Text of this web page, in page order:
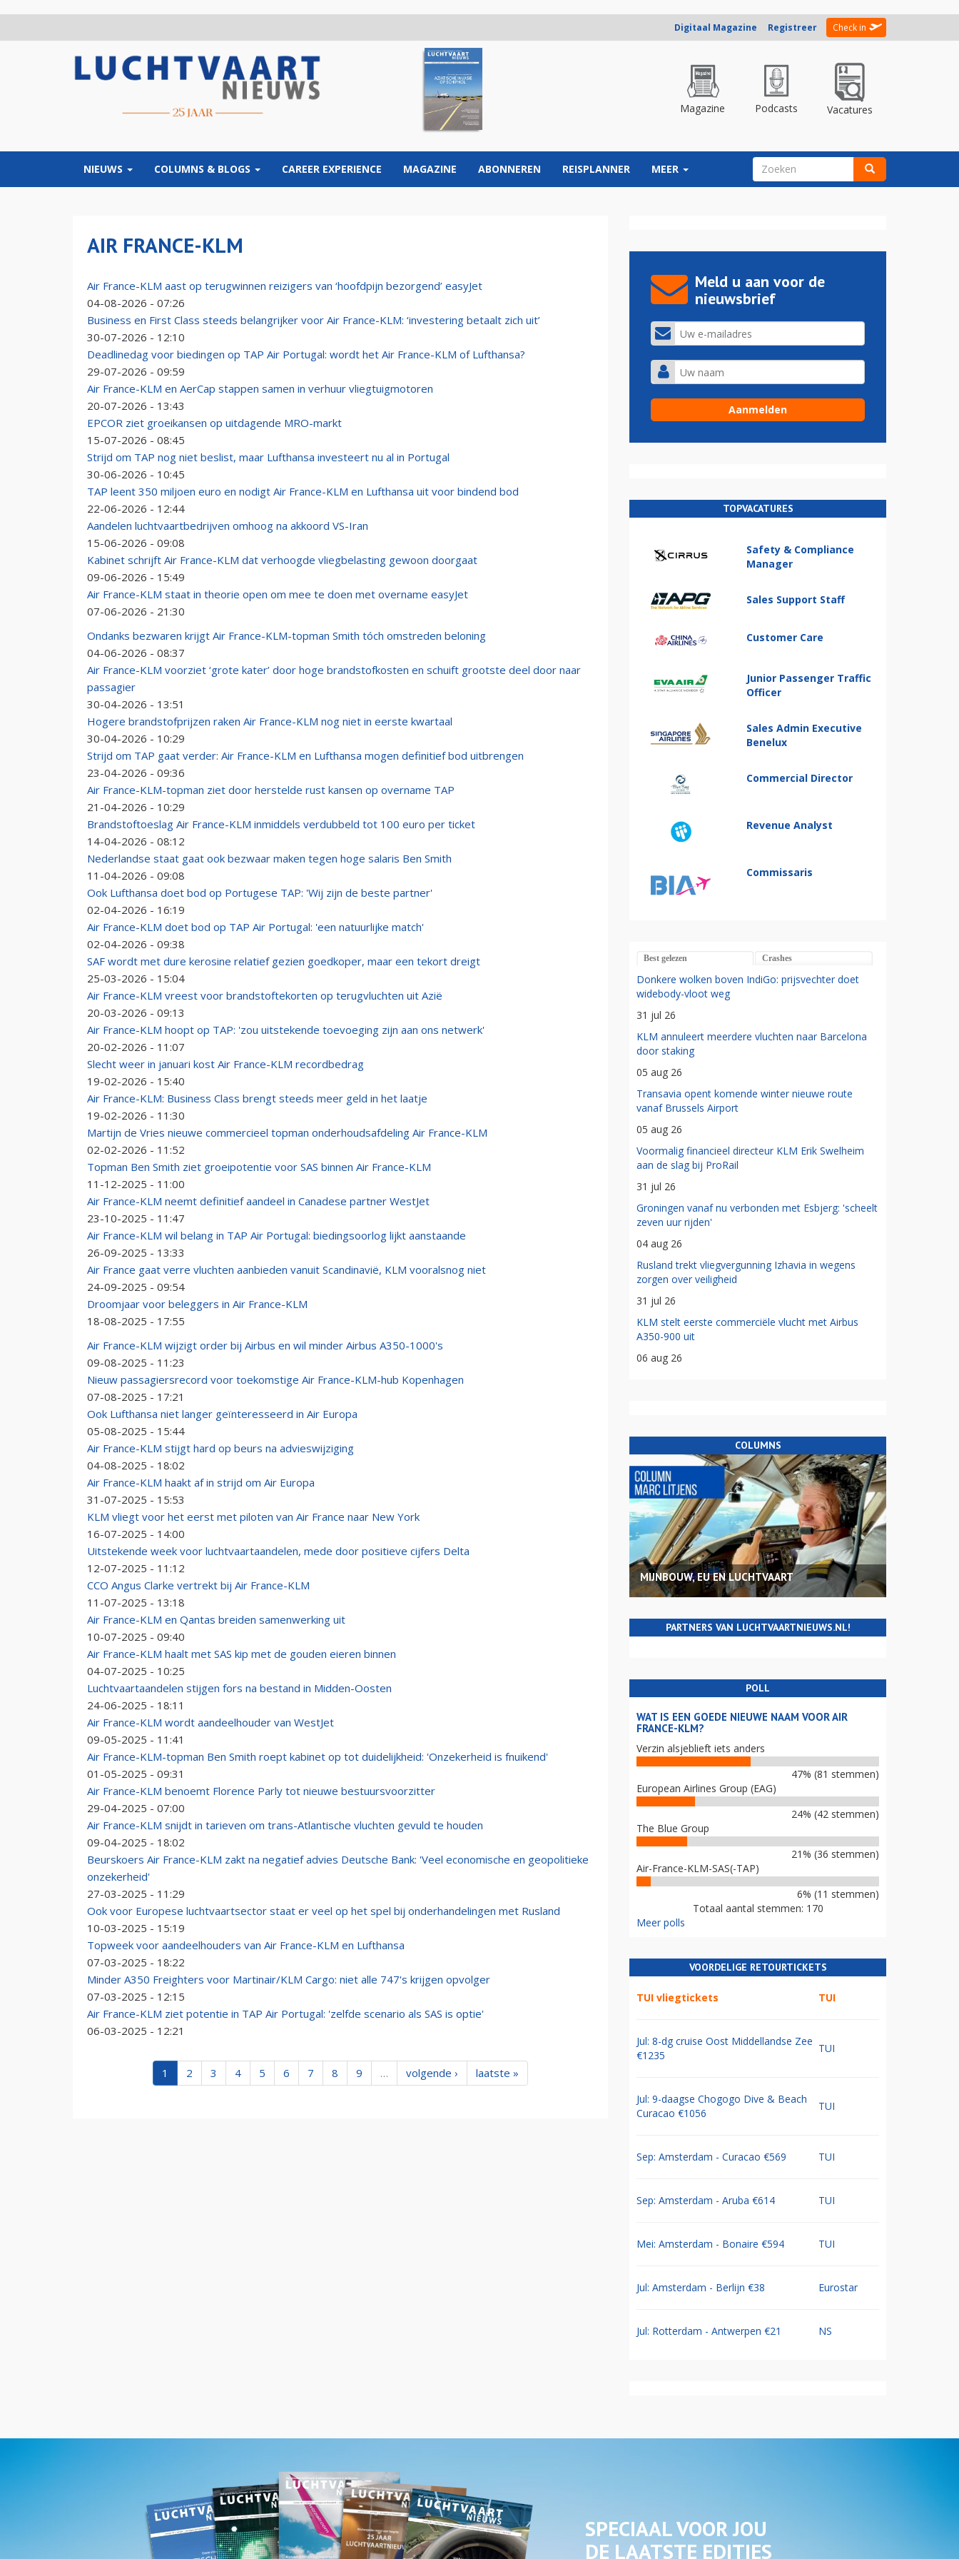
Digitaal Magazine Registreer Check in
Magazine Podcasts Vacatures
NIEUWS COLUMNS & BLOGS CAREER EXPERIENCE MAGAZINE ABONNEREN REISPLANNER MEER ZOEKVELD
AIR FRANCE-KLM
Air France-KLM aast op terugwinnen reizigers van ‘hoofdpijn bezorgend’ easyJet
04-08-2026 - 07:26
Business en First Class steeds belangrijker voor Air France-KLM: ‘investering betaalt zich uit’
30-07-2026 - 12:10
Deadlinedag voor biedingen op TAP Air Portugal: wordt het Air France-KLM of Lufthansa?
29-07-2026 - 09:59
Air France-KLM en AerCap stappen samen in verhuur vliegtuigmotoren
20-07-2026 - 13:43
EPCOR ziet groeikansen op uitdagende MRO-markt
15-07-2026 - 08:45
Strijd om TAP nog niet beslist, maar Lufthansa investeert nu al in Portugal
30-06-2026 - 10:45
TAP leent 350 miljoen euro en nodigt Air France-KLM en Lufthansa uit voor bindend bod
22-06-2026 - 12:44
Aandelen luchtvaartbedrijven omhoog na akkoord VS-Iran
15-06-2026 - 09:08
Kabinet schrijft Air France-KLM dat verhoogde vliegbelasting gewoon doorgaat
09-06-2026 - 15:49
Air France-KLM staat in theorie open om mee te doen met overname easyJet
07-06-2026 - 21:30
Ondanks bezwaren krijgt Air France-KLM-topman Smith tóch omstreden beloning
04-06-2026 - 08:37
Air France-KLM voorziet ‘grote kater’ door hoge brandstofkosten en schuift grootste deel door naar
passagier
30-04-2026 - 13:51
Hogere brandstofprijzen raken Air France-KLM nog niet in eerste kwartaal
30-04-2026 - 10:29
Strijd om TAP gaat verder: Air France-KLM en Lufthansa mogen definitief bod uitbrengen
23-04-2026 - 09:36
Air France-KLM-topman ziet door herstelde rust kansen op overname TAP
21-04-2026 - 10:29
Brandstoftoeslag Air France-KLM inmiddels verdubbeld tot 100 euro per ticket
14-04-2026 - 08:12
Nederlandse staat gaat ook bezwaar maken tegen hoge salaris Ben Smith
11-04-2026 - 09:08
Ook Lufthansa doet bod op Portugese TAP: 'Wij zijn de beste partner'
02-04-2026 - 16:19
Air France-KLM doet bod op TAP Air Portugal: 'een natuurlijke match'
02-04-2026 - 09:38
SAF wordt met dure kerosine relatief gezien goedkoper, maar een tekort dreigt
25-03-2026 - 15:04
Air France-KLM vreest voor brandstoftekorten op terugvluchten uit Azië
20-03-2026 - 09:13
Air France-KLM hoopt op TAP: 'zou uitstekende toevoeging zijn aan ons netwerk'
20-02-2026 - 11:07
Slecht weer in januari kost Air France-KLM recordbedrag
19-02-2026 - 15:40
Air France-KLM: Business Class brengt steeds meer geld in het laatje
19-02-2026 - 11:30
Martijn de Vries nieuwe commercieel topman onderhoudsafdeling Air France-KLM
02-02-2026 - 11:52
Topman Ben Smith ziet groeipotentie voor SAS binnen Air France-KLM
11-12-2025 - 11:00
Air France-KLM neemt definitief aandeel in Canadese partner WestJet
23-10-2025 - 11:47
Air France-KLM wil belang in TAP Air Portugal: biedingsoorlog lijkt aanstaande
26-09-2025 - 13:33
Air France gaat verre vluchten aanbieden vanuit Scandinavië, KLM vooralsnog niet
24-09-2025 - 09:54
Droomjaar voor beleggers in Air France-KLM
18-08-2025 - 17:55
Air France-KLM wijzigt order bij Airbus en wil minder Airbus A350-1000's
09-08-2025 - 11:23
Nieuw passagiersrecord voor toekomstige Air France-KLM-hub Kopenhagen
07-08-2025 - 17:21
Ook Lufthansa niet langer geïnteresseerd in Air Europa
05-08-2025 - 15:44
Air France-KLM stijgt hard op beurs na advieswijziging
04-08-2025 - 18:02
Air France-KLM haakt af in strijd om Air Europa
31-07-2025 - 15:53
KLM vliegt voor het eerst met piloten van Air France naar New York
16-07-2025 - 14:00
Uitstekende week voor luchtvaartaandelen, mede door positieve cijfers Delta
12-07-2025 - 11:12
CCO Angus Clarke vertrekt bij Air France-KLM
11-07-2025 - 13:18
Air France-KLM en Qantas breiden samenwerking uit
10-07-2025 - 09:40
Air France-KLM haalt met SAS kip met de gouden eieren binnen
04-07-2025 - 10:25
Luchtvaartaandelen stijgen fors na bestand in Midden-Oosten
24-06-2025 - 18:11
Air France-KLM wordt aandeelhouder van WestJet
09-05-2025 - 11:41
Air France-KLM-topman Ben Smith roept kabinet op tot duidelijkheid: 'Onzekerheid is fnuikend'
01-05-2025 - 09:31
Air France-KLM benoemt Florence Parly tot nieuwe bestuursvoorzitter
29-04-2025 - 07:00
Air France-KLM snijdt in tarieven om trans-Atlantische vluchten gevuld te houden
09-04-2025 - 18:02
Beurskoers Air France-KLM zakt na negatief advies Deutsche Bank: 'Veel economische en geopolitieke
onzekerheid'
27-03-2025 - 11:29
Ook voor Europese luchtvaartsector staat er veel op het spel bij onderhandelingen met Rusland
10-03-2025 - 15:19
Topweek voor aandeelhouders van Air France-KLM en Lufthansa
07-03-2025 - 18:22
Minder A350 Freighters voor Martinair/KLM Cargo: niet alle 747's krijgen opvolger
07-03-2025 - 12:15
Air France-KLM ziet potentie in TAP Air Portugal: 'zelfde scenario als SAS is optie'
06-03-2025 - 12:21
1 2 3 4 5 6 7 8 9 … volgende › laatste »
Meld u aan voor de
nieuwsbrief
TOPVACATURES
Safety & Compliance
Manager
Sales Support Staff
Customer Care
Junior Passenger Traffic
Officer
Sales Admin Executive
Benelux
Commercial Director
Revenue Analyst
Commissaris
Best gelezen Crashes
Donkere wolken boven IndiGo: prijsvechter doet
widebody-vloot weg
31 jul 26
KLM annuleert meerdere vluchten naar Barcelona
door staking
05 aug 26
Transavia opent komende winter nieuwe route
vanaf Brussels Airport
05 aug 26
Voormalig financieel directeur KLM Erik Swelheim
aan de slag bij ProRail
31 jul 26
Groningen vanaf nu verbonden met Esbjerg: 'scheelt
zeven uur rijden'
04 aug 26
Rusland trekt vliegvergunning Izhavia in wegens
zorgen over veiligheid
31 jul 26
KLM stelt eerste commerciële vlucht met Airbus
A350-900 uit
06 aug 26
COLUMNS
MIJNBOUW, EU EN LUCHTVAART
PARTNERS VAN LUCHTVAARTNIEUWS.NL!
POLL
WAT IS EEN GOEDE NIEUWE NAAM VOOR AIR
FRANCE-KLM?
Verzin alsjeblieft iets anders
47% (81 stemmen)
European Airlines Group (EAG)
24% (42 stemmen)
The Blue Group
21% (36 stemmen)
Air-France-KLM-SAS(-TAP)
6% (11 stemmen)
Totaal aantal stemmen: 170
Meer polls
VOORDELIGE RETOURTICKETS
TUI vliegtickets TUI
Jul: 8-dg cruise Oost Middellandse Zee
€1235
TUI
Jul: 9-daagse Chogogo Dive & Beach
Curacao €1056
TUI
Sep: Amsterdam - Curacao €569 TUI
Sep: Amsterdam - Aruba €614 TUI
Mei: Amsterdam - Bonaire €594 TUI
Jul: Amsterdam - Berlijn €38 Eurostar
Jul: Rotterdam - Antwerpen €21 NS
SPECIAAL VOOR JOU
DE LAATSTE EDITIES